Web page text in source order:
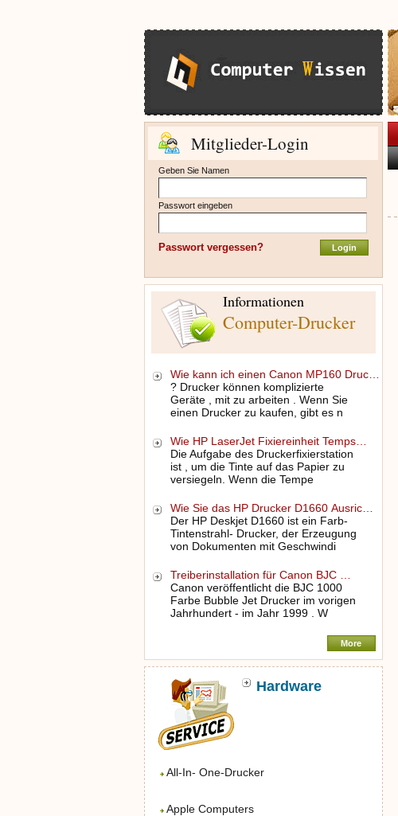
Mitglieder-Login
Geben Sie Namen
Passwort eingeben
Passwort vergessen?
Informationen
Computer-Drucker
Wie kann ich einen Canon MP160 Druc…
? Drucker können komplizierte
Geräte , mit zu arbeiten . Wenn Sie
einen Drucker zu kaufen, gibt es n
Wie HP LaserJet Fixiereinheit Temps…
Die Aufgabe des Druckerfixierstation
ist , um die Tinte auf das Papier zu
versiegeln. Wenn die Tempe
Wie Sie das HP Drucker D1660 Ausric…
Der HP Deskjet D1660 ist ein Farb-
Tintenstrahl- Drucker, der Erzeugung
von Dokumenten mit Geschwindi
Treiberinstallation für Canon BJC …
Canon veröffentlicht die BJC 1000
Farbe Bubble Jet Drucker im vorigen
Jahrhundert - im Jahr 1999 . W
More
Hardware
All-In- One-Drucker
Apple Computers